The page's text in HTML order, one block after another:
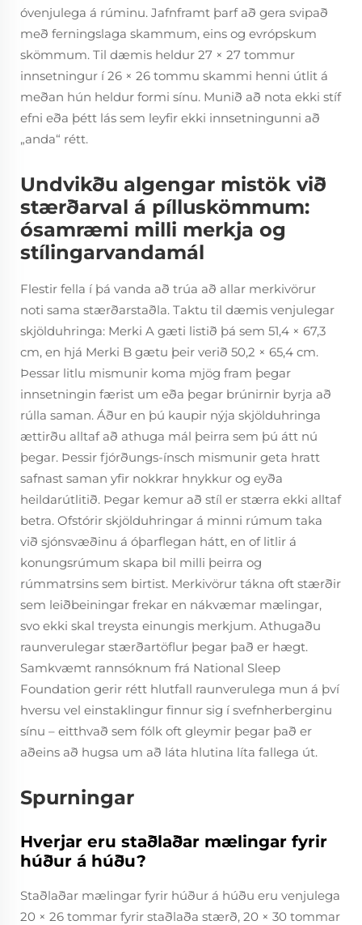
óvenjulega á rúminu. Jafnframt þarf að gera svipað
með ferningslaga skammum, eins og evrópskum
skömmum. Til dæmis heldur 27 × 27 tommur
innsetningur í 26 × 26 tommu skammi henni útlit á
meðan hún heldur formi sínu. Munið að nota ekki stíf
efni eða þétt lás sem leyfir ekki innsetningunni að
„anda“ rétt.
Undvikðu algengar mistök við
stærðarval á pílluskömmum:
ósamræmi milli merkja og
stílingarvandamál
Flestir fella í þá vanda að trúa að allar merkivörur
noti sama stærðarstaðla. Taktu til dæmis venjulegar
skjölduhringa: Merki A gæti listið þá sem 51,4 × 67,3
cm, en hjá Merki B gætu þeir verið 50,2 × 65,4 cm.
Þessar litlu mismunir koma mjög fram þegar
innsetningin færist um eða þegar brúnirnir byrja að
rúlla saman. Áður en þú kaupir nýja skjölduhringa
ættirðu alltaf að athuga mál þeirra sem þú átt nú
þegar. Þessir fjórðungs-ínsch mismunir geta hratt
safnast saman yfir nokkrar hnykkur og eyða
heildarútlitið. Þegar kemur að stíl er stærra ekki alltaf
betra. Ofstórir skjölduhringar á minni rúmum taka
við sjónsvæðinu á óþarflegan hátt, en of litlir á
konungsrúmum skapa bil milli þeirra og
rúmmatrsins sem birtist. Merkivörur tákna oft stærðir
sem leiðbeiningar frekar en nákvæmar mælingar,
svo ekki skal treysta einungis merkjum. Athugaðu
raunverulegar stærðartöflur þegar það er hægt.
Samkvæmt rannsóknum frá National Sleep
Foundation gerir rétt hlutfall raunverulega mun á því
hversu vel einstaklingur finnur sig í svefnherberginu
sínu – eitthvað sem fólk oft gleymir þegar það er
aðeins að hugsa um að láta hlutina líta fallega út.
Spurningar
Hverjar eru staðlaðar mælingar fyrir
húður á húðu?
Staðlaðar mælingar fyrir húður á húðu eru venjulega
20 × 26 tommar fyrir staðlaða stærð, 20 × 30 tommar